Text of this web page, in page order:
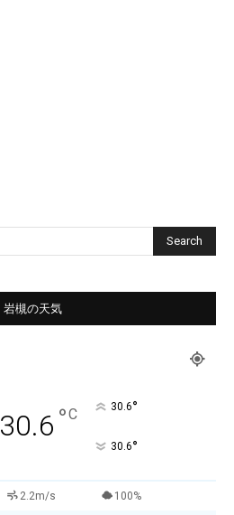
Search
岩槻の天気
30.6 °C 30.6°
30.6°
2.2m/s 100%